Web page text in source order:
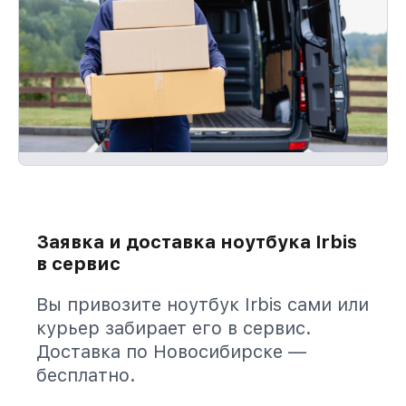
Заявка и доставка ноутбука Irbis
в сервис
Вы привозите ноутбук Irbis сами или
курьер забирает его в сервис.
Доставка по Новосибирске —
бесплатно.